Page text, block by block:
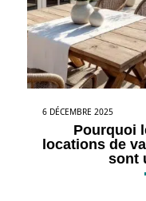
6 DÉCEMBRE 2025
Pourquoi
locations de
sont